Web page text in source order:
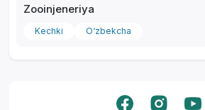
Zooinjeneriya
Kechki O‘zbekcha